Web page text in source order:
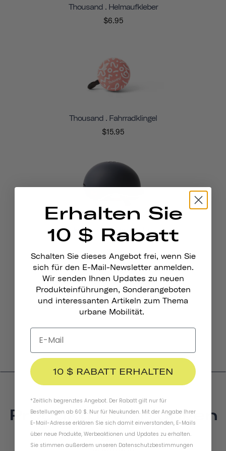
Thousand . Helmaufkleber
$6.95
Thousand . Fahrradklingel
$15.95
Heritage 1.0 Fahrrad- Und
Skatehelm
$69
Produktbewertungen
4.4
Erhalten Sie
10 $ Rabatt
Schalten Sie dieses Angebot frei, wenn Sie
sich für den E-Mail-Newsletter anmelden.
Wir senden Ihnen Updates zu neuen
Produkteinführungen, Sonderangeboten
und interessanten Artikeln zum Thema
urbane Mobilität.
10 $ RABATT ERHALTEN
*Zeitlich begrenztes Angebot. Der Rabatt gilt nur für
Bestellungen ab 60 $. Nur für Neukunden. Mit der Angabe Ihrer
E-Mail-Adresse erklären Sie sich damit einverstanden, E-Mails
über neue Produkte, Werbeaktionen und Updates zu erhalten.
Sie stimmen außerdem unseren Datenschutzbestimmungen